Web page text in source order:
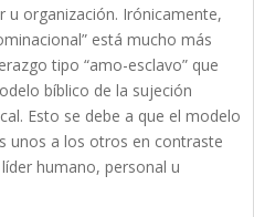
u organización. Irónicamente,
está mucho más
tipo “amo-esclavo” que
bíblico de la sujeción
Esto se debe a que el modelo
unos a los otros en contraste
humano, personal u